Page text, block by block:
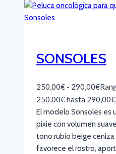
SONSOLES
250,00€ - 290,00€
250,00€ hasta 290,00€
El modelo Sonsoles es
pixie con volumen
tono rubio beige ceniza
favorece el rostro,